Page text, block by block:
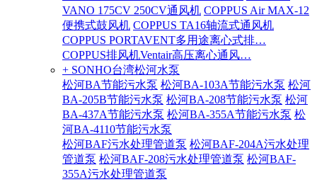
VANO 175CV 250CV通风机 COPPUS Air MAX-12
便携式鼓风机 COPPUS TA16轴流式通风机
COPPUS PORTAVENT多用途离心式排…
COPPUS排风机Ventair高压离心通风…
+ SONHO台湾松河水泵
松河BA节能污水泵 松河BA-103A节能污水泵 松河
BA-205B节能污水泵 松河BA-208节能污水泵 松河
BA-437A节能污水泵 松河BA-355A节能污水泵 松
河BA-4110节能污水泵
松河BAF污水处理管道泵 松河BAF-204A污水处理
管道泵 松河BAF-208污水处理管道泵 松河BAF-
355A污水处理管道泵